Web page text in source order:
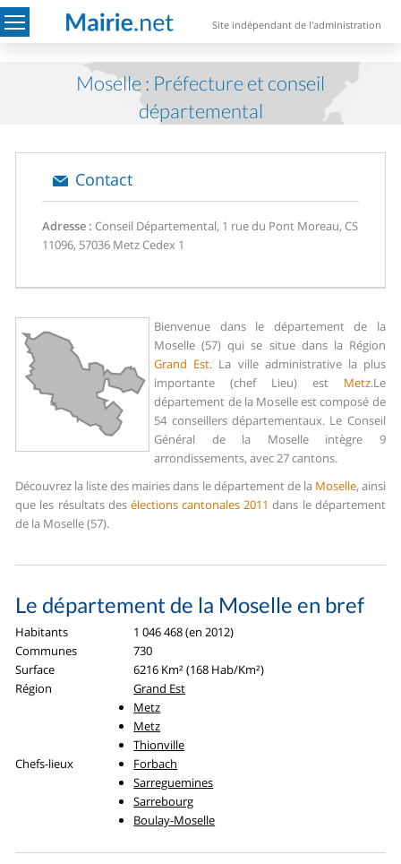
Site indépendant de l'administration
Moselle : Préfecture et conseil
départemental
Contact
Adresse : Conseil Départemental, 1 rue du Pont Moreau, CS
11096, 57036 Metz Cedex 1
Bienvenue dans le département de la
Moselle (57) qui se situe dans la Région
Grand Est. La ville administrative la plus
importante (chef Lieu) est Metz.Le
département de la Moselle est composé de
54 conseillers départementaux. Le Conseil
Général de la Moselle intègre 9
arrondissements, avec 27 cantons.
Découvrez la liste des mairies dans le département de la Moselle, ainsi
que les résultats desélections cantonales 2011dans le département
de la Moselle (57).
Le département de la Moselle en bref
Habitants
1 046 468 (en 2012)
Communes
730
Surface
6216 Km² (168 Hab/Km²)
Région
Grand Est
Chefs-lieux
Metz
Metz
Thionville
Forbach
Sarreguemines
Sarrebourg
Boulay-Moselle